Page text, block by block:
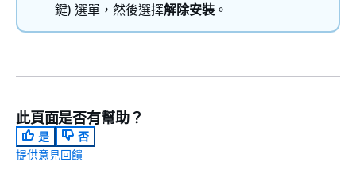
鍵) 選單，然後選擇解除安裝 。
此頁面是否有幫助？
是
否
提供意見回饋